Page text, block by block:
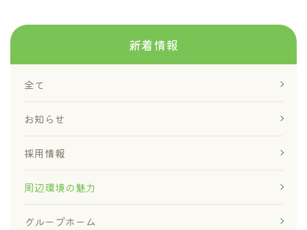
新着情報
全て
お知らせ
採用情報
周辺環境の魅力
グループホーム